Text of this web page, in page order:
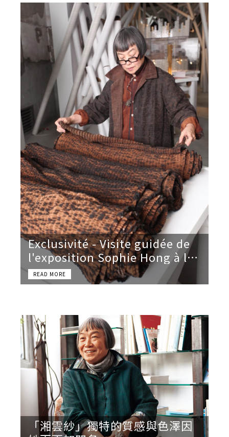
Exclusivité - Visite guidée de
l'exposition Sophie Hong à la
Piscine de Roubaix
「湘雲紗」獨特的質感與色澤因